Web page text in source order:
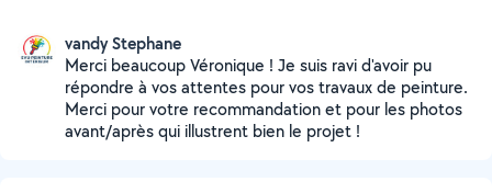
vandy Stephane
Merci beaucoup Véronique ! Je suis ravi d'avoir pu
répondre à vos attentes pour vos travaux de peinture.
Merci pour votre recommandation et pour les photos
avant/après qui illustrent bien le projet !